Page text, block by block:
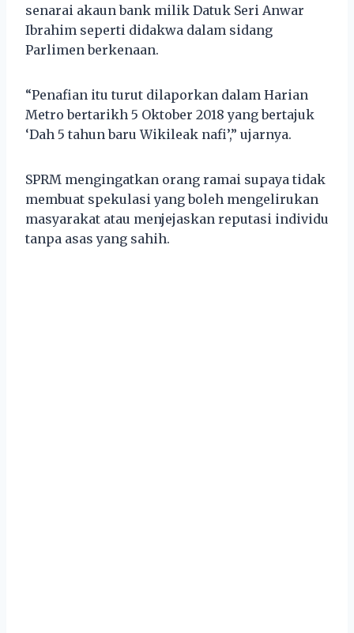
senarai akaun bank milik Datuk Seri Anwar
Ibrahim seperti didakwa dalam sidang
Parlimen berkenaan.
“Penafian itu turut dilaporkan dalam Harian
Metro bertarikh 5 Oktober 2018 yang bertajuk
‘Dah 5 tahun baru Wikileak nafi’,” ujarnya.
SPRM mengingatkan orang ramai supaya tidak
membuat spekulasi yang boleh mengelirukan
masyarakat atau menjejaskan reputasi individu
tanpa asas yang sahih.